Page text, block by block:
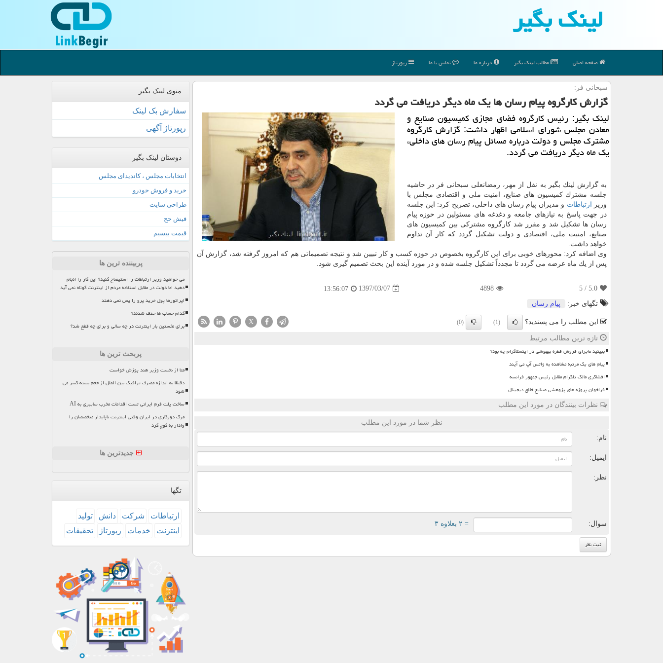
لینك بگیر
صفحه اصلی مطالب لینك بگیر درباره ما تماس با ما رپورتاژ
سبحانی فر:
گزارش كارگروه پیام رسان ها یك ماه دیگر دریافت می گردد
لینك بگیر: رئیس كارگروه فضای مجازی كمیسیون صنایع و
معادن مجلس شورای اسلامی اظهار داشت: گزارش كارگروه
مشترك مجلس و دولت درباره مسائل پیام رسان های داخلی،
یك ماه دیگر دریافت می گردد.
به گزارش لینك بگیر به نقل از مهر، رمضانعلی سبحانی فر در حاشیه
جلسه مشترك كمیسیون های صنایع، امنیت ملی و اقتصادی مجلس با
وزیر
ارتباطات و مدیران پیام رسان های داخلی، تصریح كرد: این جلسه
در جهت پاسخ به نیازهای جامعه و دغدغه های مسئولین در حوزه پیام
رسان ها تشكیل شد و مقرر شد كارگروه مشتركی بین كمیسیون های
صنایع، امنیت ملی، اقتصادی و دولت تشكیل گردد كه كار آن تداوم
خواهد داشت.
وی اضافه كرد: محورهای خوبی برای این كارگروه بخصوص در حوزه كسب و كار تبیین شد و نتیجه تصمیماتی هم كه امروز گرفته شد، گزارش آن
پس از یك ماه عرضه می گردد تا مجدداً تشكیل جلسه شده و در مورد آینده این بحث تصمیم گیری شود.
5.0
/ 5
4898
1397/03/07
13:56:07
تگهای خبر:
پیام رسان
این مطلب را می پسندید؟ (1)
(0)
X
تازه ترین مطالب مرتبط
ببینید ماجرای فروش قطره بیهوشی در اینستاگرام چه بود؟
پیام های یک مرتبه مشاهده به واتس آپ می آیند
افشاگری مالک تلگرام مقابل رئیس جمهور فرانسه
فراخوان پروژه های پژوهشی صنایع خلاق دیجیتال
نظرات بینندگان در مورد این مطلب
نظر شما در مورد این مطلب
نام:
ایمیل:
نظر:
سوال: = ۲ بعلاوه ۳
منوی لینک بگیر
سفارش بک لینک
رپورتاژ آگهی
دوستان لینک بگیر
انتخابات مجلس ، کاندیدای مجلس
خرید و فروش خودرو
طراحی سایت
فیش حج
قیمت بیسیم
پربیننده ترین ها
می خواهید وزیر ارتباطات را استیضاح کنید؟ این کار را انجام
دهید اما دولت در مقابل استفاده مردم از اینترنت کوتاه نمی آید
اپراتورها پول خرید پرو را پس نمی دهند
کدام حساب ها حذف شدند؟
برای نخستین بار اینترنت در چه سالی و برای چه قطع شد؟
پربحث ترین ها
متا از نخست وزیر هند پوزش خواست
دقیقا به اندازه مصرف ترافیک بین الملل از حجم بسته کسر می
شود
ساخت پلت فرم ایرانی تست اقدامات مخرب سایبری به AI
مرگ دورکاری در ایران وقتی اینترنت ناپایدار متخصصان را
وادار به کوچ کرد
جدیدترین ها
تگها
ارتباطات شركت دانش
تولید
اینترنت
خدمات رپورتاژ تحقیقات